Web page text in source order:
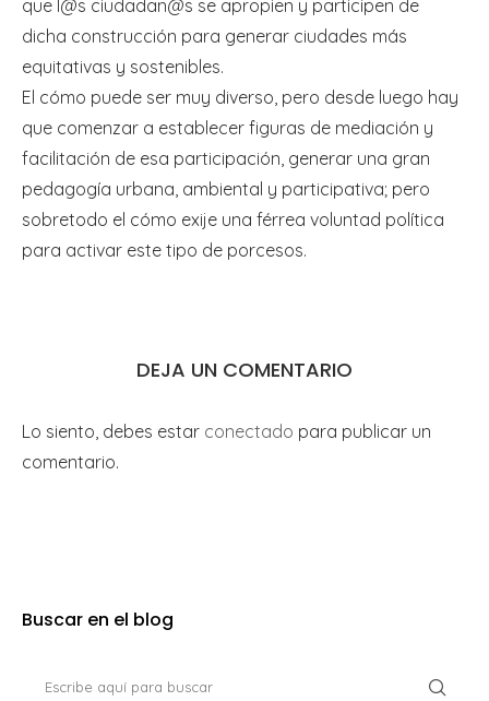
que l@s ciudadan@s se apropien y participen de
dicha construcción para generar ciudades más
equitativas y sostenibles.
El cómo puede ser muy diverso, pero desde luego hay
que comenzar a establecer figuras de mediación y
facilitación de esa participación, generar una gran
pedagogía urbana, ambiental y participativa; pero
sobretodo el cómo exije una férrea voluntad política
para activar este tipo de porcesos.
DEJA UN COMENTARIO
Lo siento, debes estar conectado para publicar un
comentario.
Buscar en el blog